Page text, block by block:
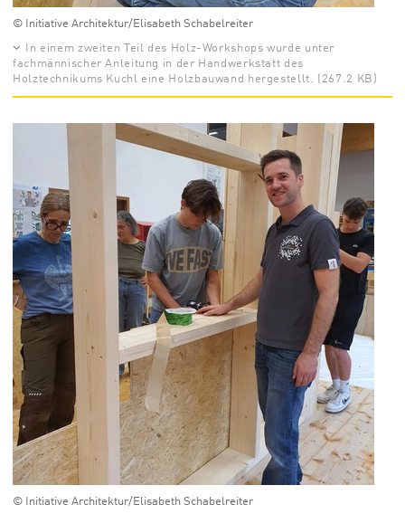
© Initiative Architektur/Elisabeth Schabelreiter
In einem zweiten Teil des Holz-Workshops wurde unter
fachmännischer Anleitung in der Handwerkstatt des
Holztechnikums Kuchl eine Holzbauwand hergestellt. (267.2 KB)
© Initiative Architektur/Elisabeth Schabelreiter